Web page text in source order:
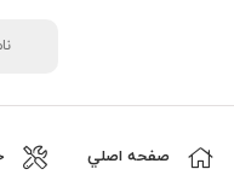
صفحه اصلي